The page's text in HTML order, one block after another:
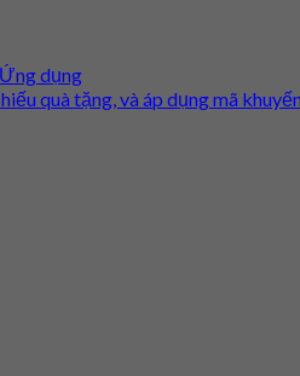
dụng
quà tặng, và áp dụng mã